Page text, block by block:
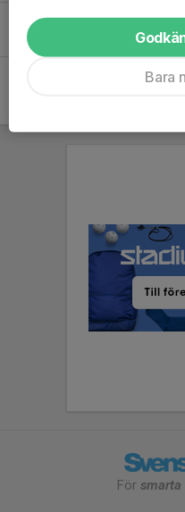
Twiggy Falkenberg
För smarta
Bara